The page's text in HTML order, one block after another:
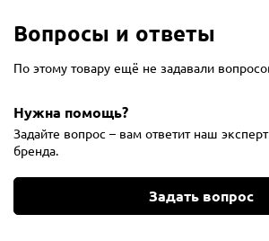
Вопросы и ответы
По этому товару ещё не задавали
Нужна помощь?
Задайте вопрос – вам ответит наш
бренда.
Задать вопрос